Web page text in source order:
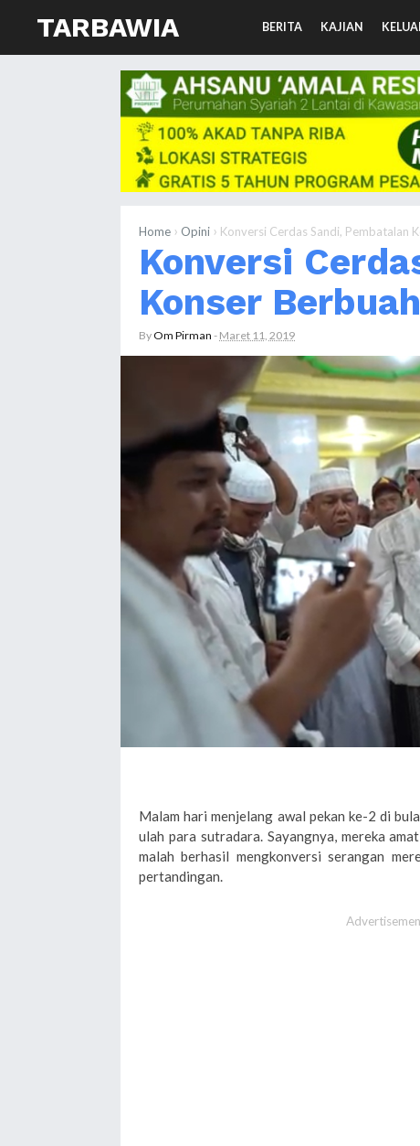
TARBAWIA BERITA KAJIAN
Home › Opini › Konversi Cerdas Sandi, Pembatalan
Konversi
Konser
ByOm Pirman - Maret 11, 2019
Malam hari menjelang awal pekan ke-2 di
ulah para sutradara. Sayangnya, mereka
malah berhasil mengkonversi serangan
pertandingan.